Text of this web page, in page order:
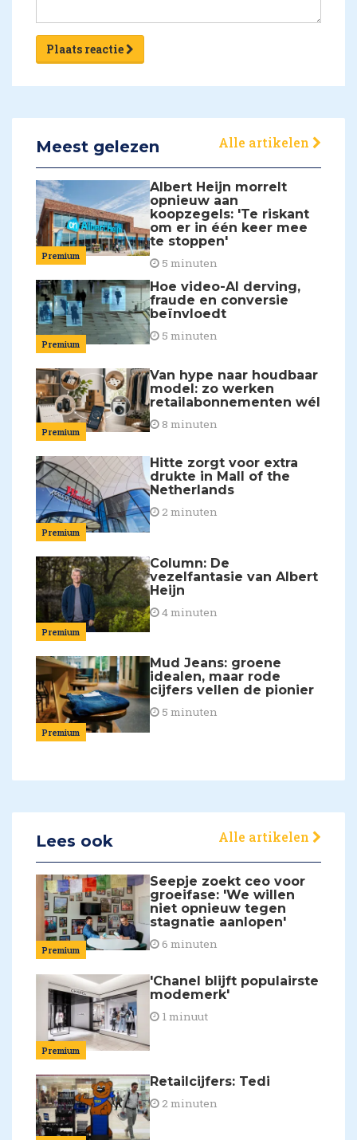
Plaats reactie
Meest gelezen Alle artikelen
Premium
Albert Heijn morrelt
opnieuw aan
koopzegels: 'Te riskant
om er in één keer mee
te stoppen'
5 minuten
Premium
Hoe video-AI derving,
fraude en conversie
beïnvloedt
5 minuten
Premium
Van hype naar houdbaar
model: zo werken
retailabonnementen wél
8 minuten
Premium
Hitte zorgt voor extra
drukte in Mall of the
Netherlands
2 minuten
Premium
Column: De
vezelfantasie van Albert
Heijn
4 minuten
Premium
Mud Jeans: groene
idealen, maar rode
cijfers vellen de pionier
5 minuten
Lees ook Alle artikelen
Premium
Seepje zoekt ceo voor
groeifase: 'We willen
niet opnieuw tegen
stagnatie aanlopen'
6 minuten
Premium
'Chanel blijft populairste
modemerk'
1 minuut
Retailcijfers: Tedi
2 minuten